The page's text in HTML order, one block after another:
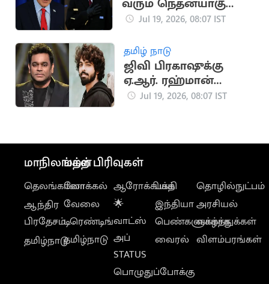
வரும் நெதன்யாகுவை
கைது செய்ய
திட்டம்
Jul 19, 2026, 08:07 IST
தமிழ் நாடு
ஜிவி பிரகாஷுக்கு
ஏ.ஆர். ரஹ்மான்
வாழ்த்து: குடும்பத்தின்
Jul 19, 2026, 08:07 IST
மாநிலங்கள்
தெலங்கானா
ஆந்திர
பிரதேசம்
தமிழ்நாடு
மற்ற பிரிவுகள்
லோக்கல்
வேலை
டிரெண்டிங்
தமிழ்நாடு
ஆரோக்கியம்
🌟
வாட்ஸ்
அப்
STATUS
பொழுதுப்போக்கு
பக்தி
இந்தியா
பெண்களுக்காக
வைரல்
தொழில்நுட்பம்
அரசியல்
வாழ்த்துக்கள்
விளம்பரங்கள்